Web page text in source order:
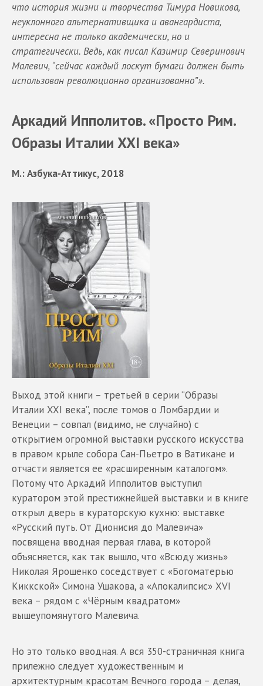
что история жизни и творчества Тимура Новикова,
неуклонного альтернативщика и авангардиста,
интересна не только академически, но и
стратегически. Ведь, как писал Казимир Северинович
Малевич, “сейчас каждый лоскут бумаги должен быть
использован революционно организованно”».
Аркадий Ипполитов. «Просто Рим.
Образы Италии XXI века»
M.: Азбука-Аттикус, 2018
Выход этой книги – третьей в серии “Образы
Италии XXI века”, после томов о Ломбардии и
Венеции – совпал (видимо, не случайно) с
открытием огромной выставки русского искусства
в правом крыле собора Сан-Пьетро в Ватикане и
отчасти является ее «расширенным каталогом».
Потому что Аркадий Ипполитов выступил
куратором этой престижнейшей выставки и в книге
открыл дверь в кураторскую кухню: выставке
«Русский путь. От Дионисия до Малевича»
посвящена вводная первая глава, в которой
объясняется, как так вышло, что «Всюду жизнь»
Николая Ярошенко соседствует с «Богоматерью
Киккской» Симона Ушакова, а «Апокалипсис» XVI
века – рядом с «Чёрным квадратом»
вышеупомянутого Малевича.
Но это только вводная. А вся 350-страничная книга
прилежно следует художественным и
архитектурным красотам Вечного города – делая,